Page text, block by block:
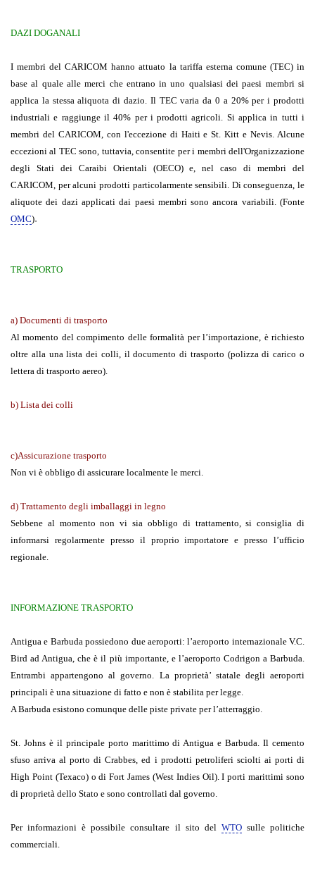
DAZI DOGANALI
I membri del CARICOM hanno attuato la tariffa esterna comune (TEC) in
base al quale alle merci che entrano in uno qualsiasi dei paesi membri si
applica la stessa aliquota di dazio. Il TEC varia da 0 a 20% per i prodotti
industriali e raggiunge il 40% per i prodotti agricoli. Si applica in tutti i
membri del CARICOM, con l'eccezione di Haiti e St. Kitt e Nevis. Alcune
eccezioni al TEC sono, tuttavia, consentite per i membri dell'Organizzazione
degli Stati dei Caraibi Orientali (OECO) e, nel caso di membri del
CARICOM, per alcuni prodotti particolarmente sensibili. Di conseguenza, le
aliquote dei dazi applicati dai paesi membri sono ancora variabili. (Fonte
OMC).
TRASPORTO
a) Documenti di trasporto
Al momento del compimento delle formalità per l’importazione, è richiesto
oltre alla una lista dei colli, il documento di trasporto (polizza di carico o
lettera di trasporto aereo).
b) Lista dei colli
c)Assicurazione trasporto
Non vi è obbligo di assicurare localmente le merci.
d) Trattamento degli imballaggi in legno
Sebbene al momento non vi sia obbligo di trattamento, si consiglia di
informarsi regolarmente presso il proprio importatore e presso l’ufficio
regionale.
INFORMAZIONE TRASPORTO
Antigua e Barbuda possiedono due aeroporti: l’aeroporto internazionale V.C.
Bird ad Antigua, che è il più importante, e l’aeroporto Codrigon a Barbuda.
Entrambi appartengono al governo. La proprietà’ statale degli aeroporti
principali è una situazione di fatto e non è stabilita per legge.
A Barbuda esistono comunque delle piste private per l’atterraggio.
St. Johns è il principale porto marittimo di Antigua e Barbuda. Il cemento
sfuso arriva al porto di Crabbes, ed i prodotti petroliferi sciolti ai porti di
High Point (Texaco) o di Fort James (West Indies Oil). I porti marittimi sono
di proprietà dello Stato e sono controllati dal governo.
Per informazioni è possibile consultare il sito del WTOsulle politiche
commerciali.